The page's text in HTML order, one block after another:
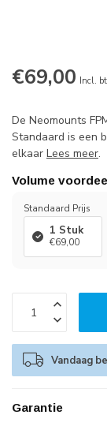
€69,00 Incl.
De Neomounts
Standaard is een
elkaar Lees meer.
Volume
Standaard Prijs
1 Stuk
€69,00
Vandaag
Garantie